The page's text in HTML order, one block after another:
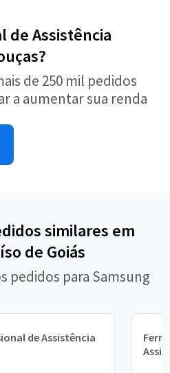
de Assistência
de 250 mil pedidos
a aumentar sua renda
similares em
de Goiás
pedidos para Samsung
de Assistência